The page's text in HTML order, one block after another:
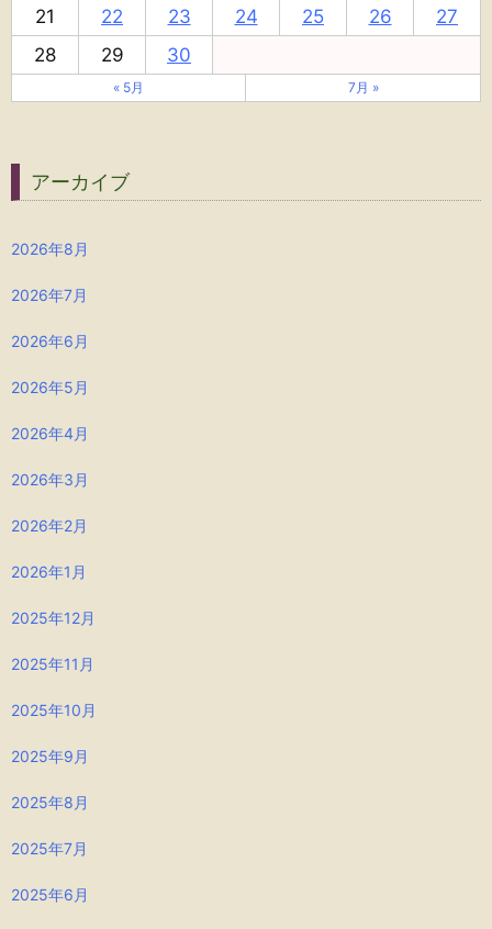
21
22 23 24 25 26
27
28
29 30
« 5月 7月 »
アーカイブ
2026年8月
2026年7月
2026年6月
2026年5月
2026年4月
2026年3月
2026年2月
2026年1月
2025年12月
2025年11月
2025年10月
2025年9月
2025年8月
2025年7月
2025年6月